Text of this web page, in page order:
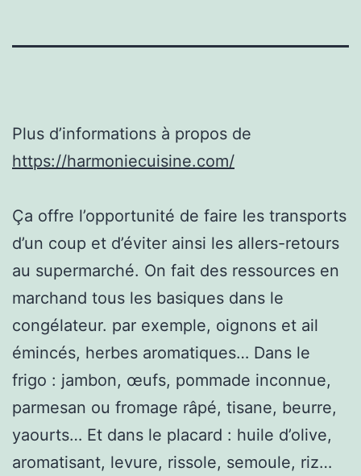
Plus d’informations à propos de
https://harmoniecuisine.com/
Ça offre l’opportunité de faire les transports
d’un coup et d’éviter ainsi les allers-retours
au supermarché. On fait des ressources en
marchand tous les basiques dans le
congélateur. par exemple, oignons et ail
émincés, herbes aromatiques… Dans le
frigo : jambon, œufs, pommade inconnue,
parmesan ou fromage râpé, tisane, beurre,
yaourts… Et dans le placard : huile d’olive,
aromatisant, levure, rissole, semoule, riz…